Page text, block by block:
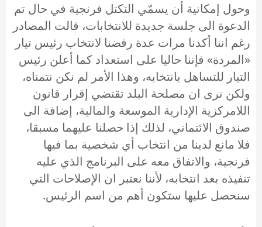
وحول إمكانية أن يسمّي التكتل فرنجية في حال تم
الدعوة الى جلسة جديدة للانتخابات، قالت المصادر
رغم اننا أكدنا مرات عدة رفضنا لانتخاب رئيس تيار
«المردة» فإننا حاليا على استعداد كما أعلن رئيس
التيار للتساهل بانتخابه، وهذا الأمر لم نكن نتمناه،
ولكن نرى ان مصلحة البلد تقتضي إقرار قانون
اللامركزية الإدارية الموسعة والمالية، إضافة الى
صندوق الائتماني، لذلك إذا حصلنا عليهما مسبقا،
فلا مانع لدينا من انتخاب أي شخصية بما فيها
فرنجية، والاتفاق معه على البرنامج الذي عليه
تنفيذه بعد انتخابه، لأننا نعتبر ان الإصلاحات التي
سنحصل عليها ستكون أهم من اسم الرئيس.